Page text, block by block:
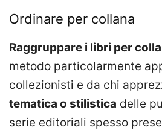
Ordinare per collana
Raggruppare i libri per
metodo particolarmente
collezionisti e da chi
tematica o stilistica delle
serie editoriali spesso